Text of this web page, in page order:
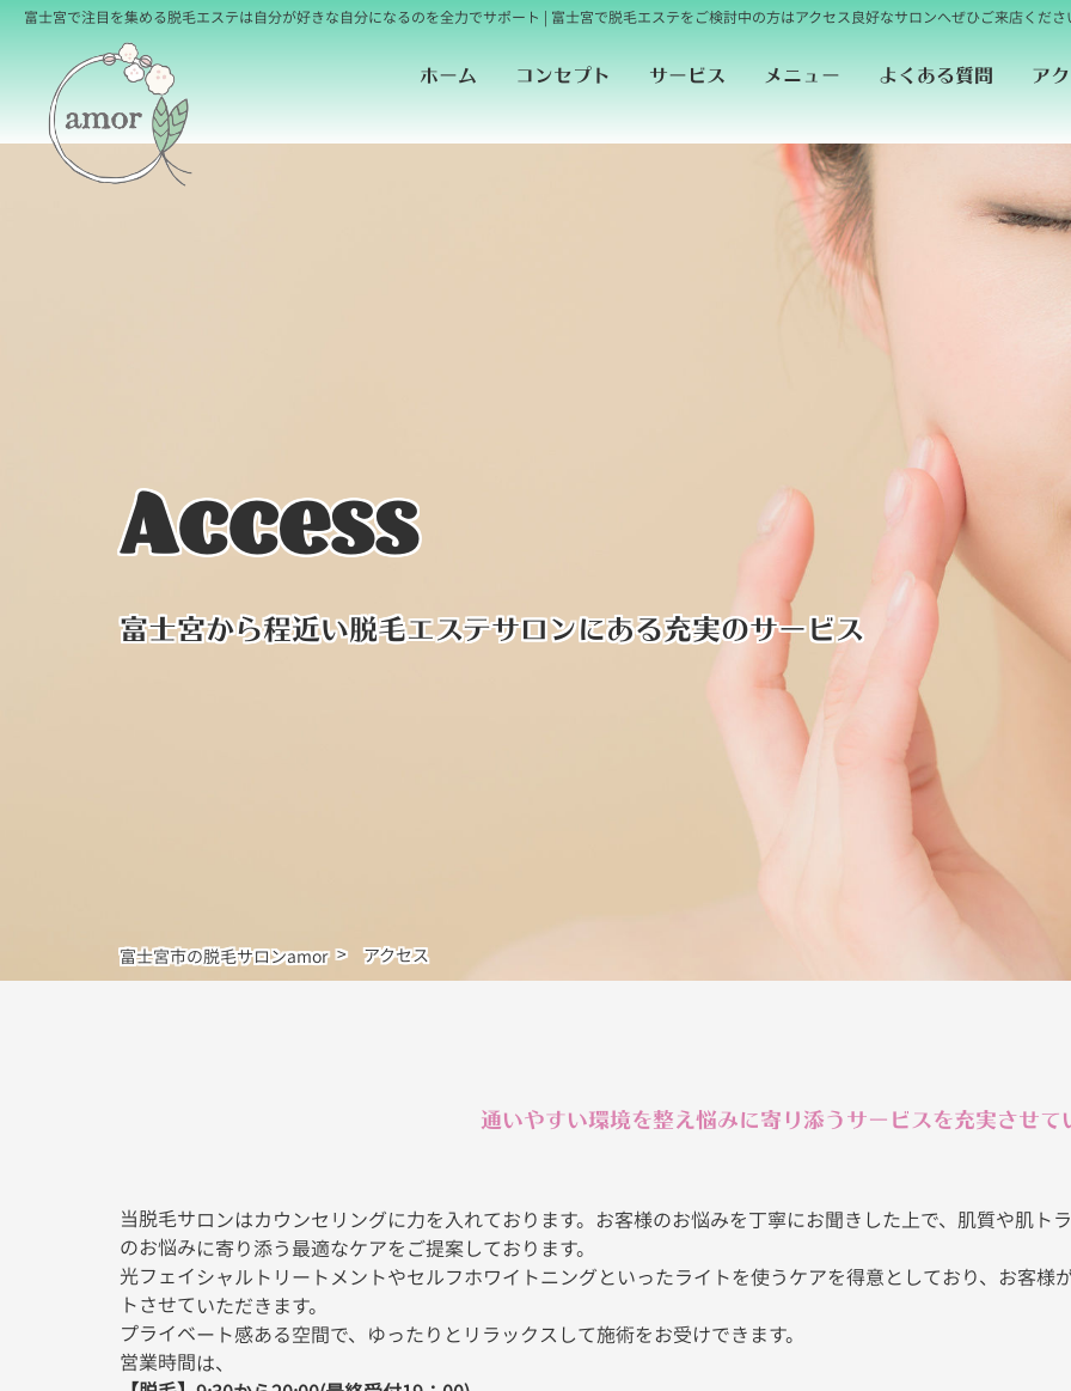
富士宮で注目を集める脱毛エステは自分が好きな自分になるのを全力でサポート | 富士宮で脱毛エステをご検討中の方はアクセス良好なサロンへぜひご来店くださ
ホーム コンセプト サービス メニュー よくある質問 ア
Access
富士宮から程近い脱毛エステサロンにある充実のサービス
富士宮市の脱毛サロンamor アクセス
通いやすい環境を整え悩みに寄り添うサービスを充実させて
当脱毛サロンはカウンセリングに力を入れております。お客様のお悩みを丁寧にお聞きした上で、肌質や肌ト
のお悩みに寄り添う最適なケアをご提案しております。
光フェイシャルトリートメントやセルフホワイトニングといったライトを使うケアを得意としており、お客様
トさせていただきます。
プライベート感ある空間で、ゆったりとリラックスして施術をお受けできます。
営業時間は、